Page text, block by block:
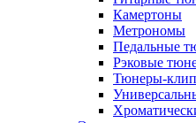
Камертоны
Метрономы
Педальные
Рэковые
Тюнеры-